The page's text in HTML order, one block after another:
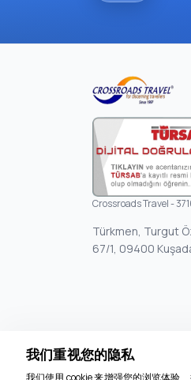
Crossroads Travel -
Türkmen, Turgut
67/1, 09400
我们重视您的隐私
我们使用 cookie 来增强您的浏览体验